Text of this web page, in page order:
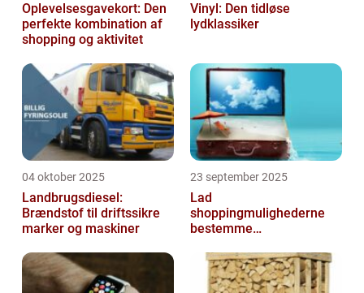
Oplevelsesgavekort: Den
perfekte kombination af
shopping og aktivitet
Vinyl: Den tidløse
lydklassiker
04 oktober 2025
Landbrugsdiesel:
Brændstof til driftssikre
marker og maskiner
23 september 2025
Lad
shoppingmulighederne
bestemme